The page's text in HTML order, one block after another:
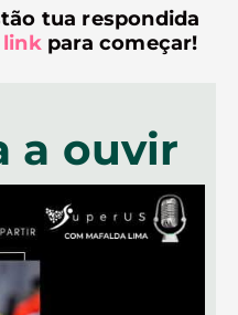
tua respondida
para começar!
a ouvir